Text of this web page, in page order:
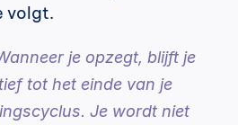
volgt.
je opzegt, blijft je
tot het einde van je
Je wordt niet